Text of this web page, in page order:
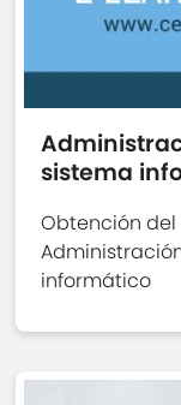
sistema
Obtención
informático